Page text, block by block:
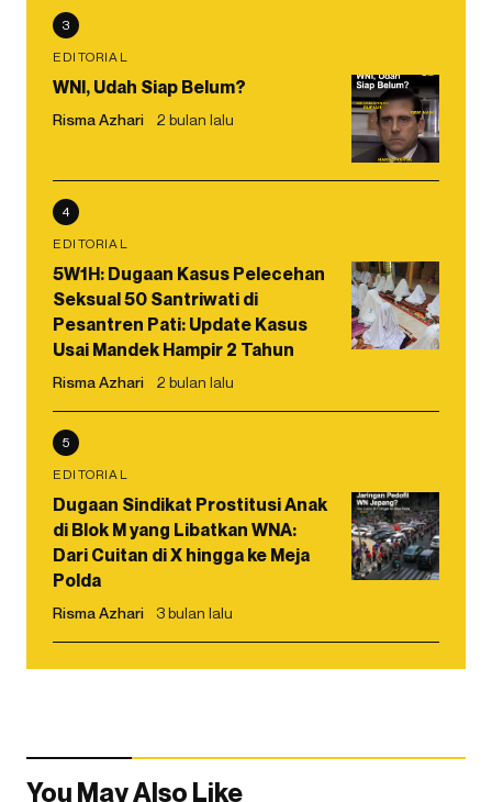
3
EDITORIAL
WNI, Udah Siap Belum?
Risma Azhari 2 bulan lalu
4
EDITORIAL
5W1H: Dugaan Kasus Pelecehan
Seksual 50 Santriwati di
Pesantren Pati: Update Kasus
Usai Mandek Hampir 2 Tahun
Risma Azhari 2 bulan lalu
5
EDITORIAL
Dugaan Sindikat Prostitusi Anak
di Blok M yang Libatkan WNA:
Dari Cuitan di X hingga ke Meja
Polda
Risma Azhari 3 bulan lalu
You May Also Like